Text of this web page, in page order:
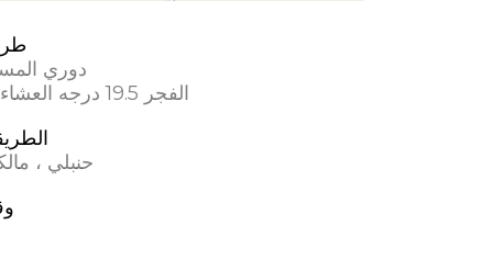
دوري
الفجر 19.5 درجه العشاء 17.5 درجه
حنبلي ،